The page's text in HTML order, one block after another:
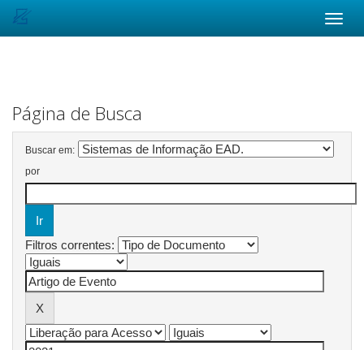
Página de Busca
Buscar em:
por
Filtros correntes: